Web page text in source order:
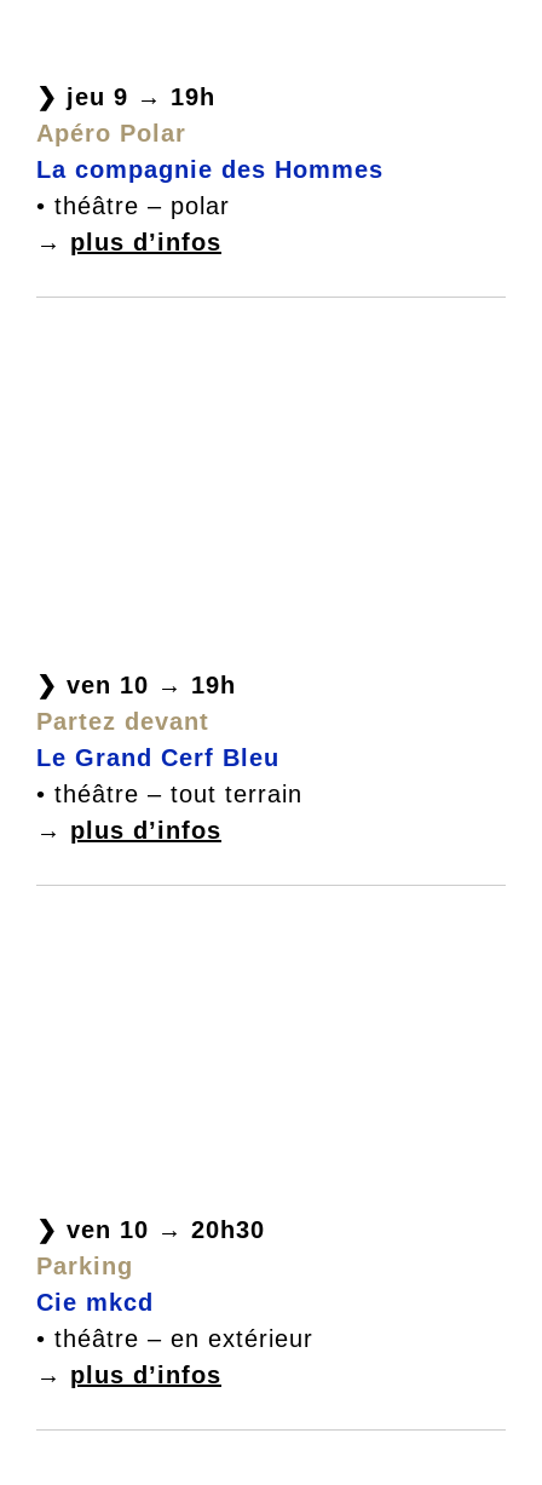
❯ jeu 9 → 19h
Apéro Polar
La compagnie des Hommes
• théâtre – polar
→ plus d’infos
❯ ven 10 → 19h
Partez devant
Le Grand Cerf Bleu
• théâtre – tout terrain
→ plus d’infos
❯ ven 10 → 20h30
Parking
Cie mkcd
• théâtre – en extérieur
→ plus d’infos